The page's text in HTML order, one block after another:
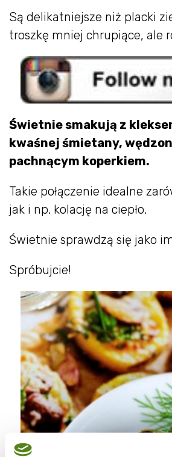
Są delikatniejsze niż placki
troszkę mniej chrupiące, ale
Świetnie smakują z
kwaśnej śmietany,
pachnącym koperkiem.
Takie połączenie idealne
jak i np. kolację na ciepło.
Świetnie sprawdzą się jako
Spróbujcie!